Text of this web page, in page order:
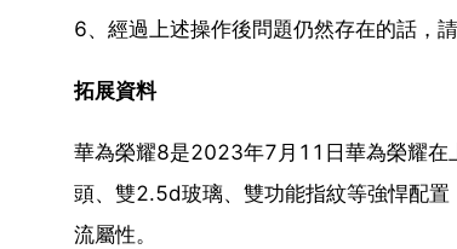
6、經過上述操作後問題仍然存在的話，
拓展資料
華為榮耀8是2023年7月11日華為榮耀在
頭、雙2.5d玻璃、雙功能指紋等強悍配
流屬性。